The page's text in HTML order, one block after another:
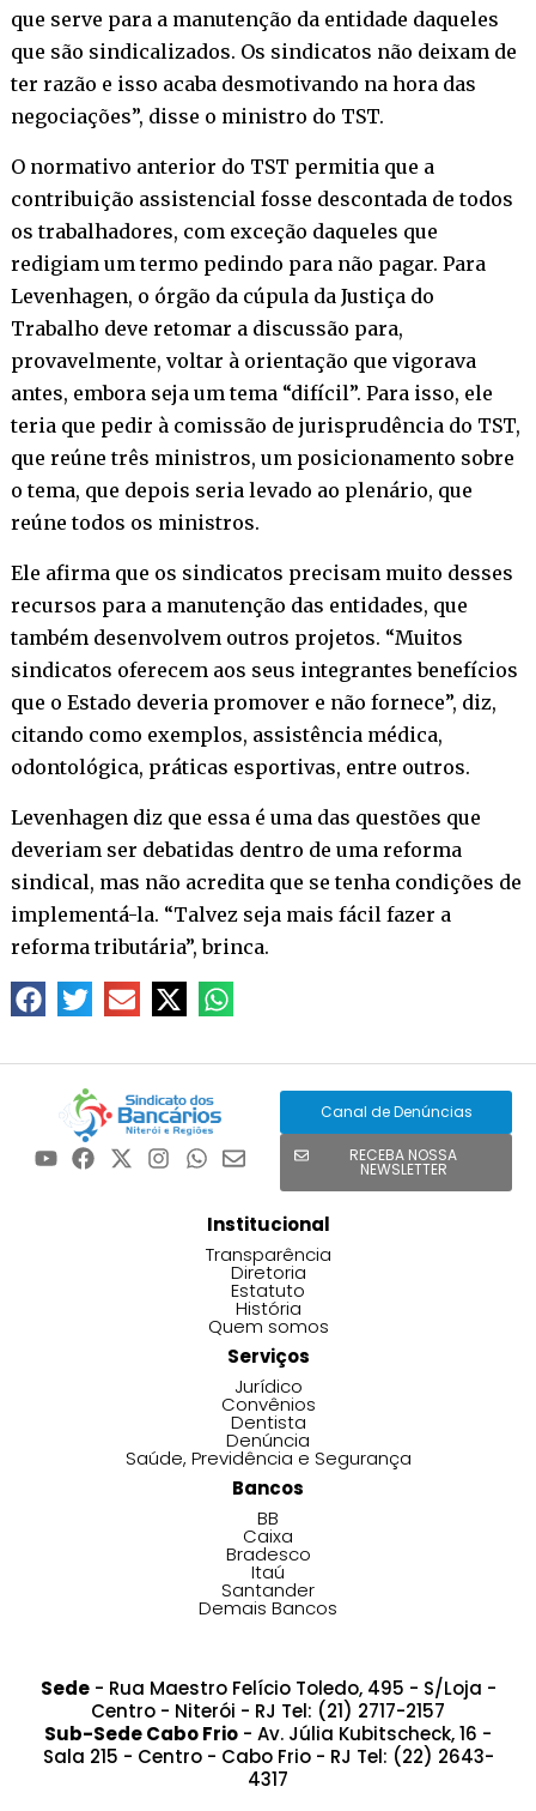
que serve para a manutenção da entidade daqueles
que são sindicalizados. Os sindicatos não deixam de
ter razão e isso acaba desmotivando na hora das
negociações”, disse o ministro do TST.
O normativo anterior do TST permitia que a
contribuição assistencial fosse descontada de todos
os trabalhadores, com exceção daqueles que
redigiam um termo pedindo para não pagar. Para
Levenhagen, o órgão da cúpula da Justiça do
Trabalho deve retomar a discussão para,
provavelmente, voltar à orientação que vigorava
antes, embora seja um tema “difícil”. Para isso, ele
teria que pedir à comissão de jurisprudência do TST,
que reúne três ministros, um posicionamento sobre
o tema, que depois seria levado ao plenário, que
reúne todos os ministros.
Ele afirma que os sindicatos precisam muito desses
recursos para a manutenção das entidades, que
também desenvolvem outros projetos. “Muitos
sindicatos oferecem aos seus integrantes benefícios
que o Estado deveria promover e não fornece”, diz,
citando como exemplos, assistência médica,
odontológica, práticas esportivas, entre outros.
Levenhagen diz que essa é uma das questões que
deveriam ser debatidas dentro de uma reforma
sindical, mas não acredita que se tenha condições de
implementá-la. “Talvez seja mais fácil fazer a
reforma tributária”, brinca.
Canal de Denúncias
RECEBA NOSSA
NEWSLETTER
Institucional
Transparência
Diretoria
Estatuto
História
Quem somos
Serviços
Jurídico
Convênios
Dentista
Denúncia
Saúde, Previdência e Segurança
Bancos
BB
Caixa
Bradesco
Itaú
Santander
Demais Bancos
Sede- Rua Maestro Felício Toledo, 495 - S/Loja -
Centro - Niterói - RJ Tel: (21) 2717-2157
Sub-Sede Cabo Frio - Av. Júlia Kubitscheck, 16 -
Sala 215 - Centro - Cabo Frio - RJ Tel: (22) 2643-
4317